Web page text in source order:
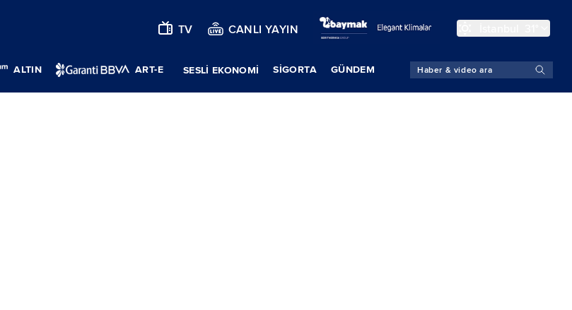
TV CANLI YAYIN
ALTIN ART-E SESLİ EKONOMİ SIGORTA GÜNDEM